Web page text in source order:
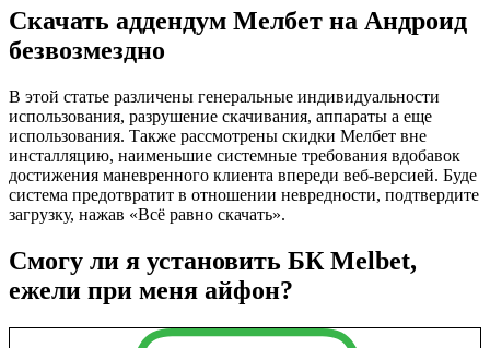
Скачать аддендум Мелбет на Андроид
безвозмездно
В этой статье различены генеральные индивидуальности
использования, разрушение скачивания, аппараты а еще
использования. Также рассмотрены скидки Мелбет вне
инсталляцию, наименьшие системные требования вдобавок
достижения маневренного клиента впереди веб-версией. Буде
система предотвратит в отношении невредности, подтвердите
загрузку, нажав «Всё равно скачать».
Смогу ли я установить БК Melbet,
ежели при меня айфон?